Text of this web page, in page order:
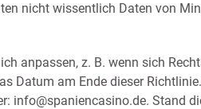
nicht wissentlich Daten von
anpassen, z. B. wenn sich
Datum am Ende dieser
info@spaniencasino.de. Stand